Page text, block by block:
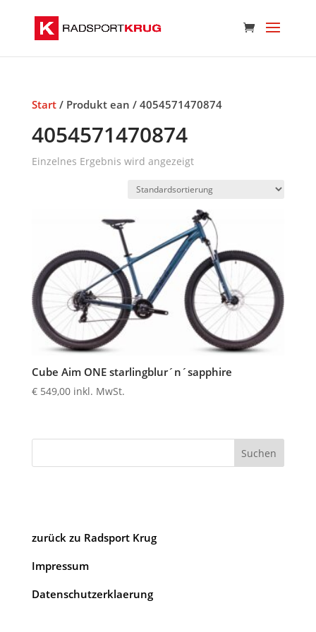
Start/ Produkt ean / 4054571470874
4054571470874
Einzelnes Ergebnis wird angezeigt
Cube Aim ONE starlingblur´n´sapphire
€549,00 inkl. MwSt.
Suchen
zurück zu Radsport Krug
Impressum
Datenschutzerklaerung